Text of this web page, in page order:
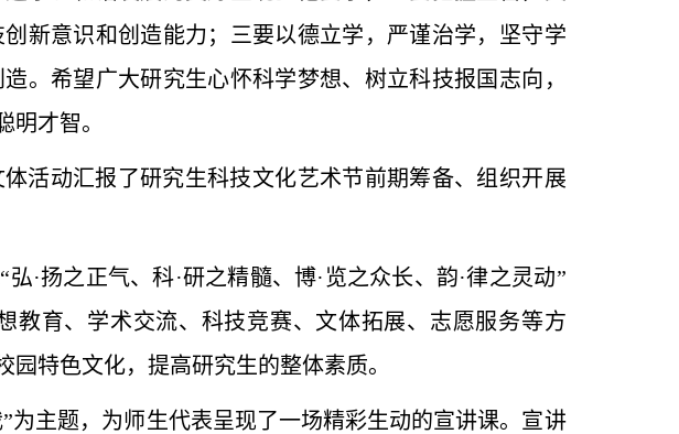
新意识和创造能力；三要以德立学，严谨治学，坚守学
。希望广大研究生心怀科学梦想、树立科技报国志向，
才智。
活动汇报了研究生科技文化艺术节前期筹备、组织开展
·扬之正气、科·研之精髓、博·览之众长、韵·律之灵动”
教育、学术交流、科技竞赛、文体拓展、志愿服务等方
特色文化，提高研究生的整体素质。
为主题，为师生代表呈现了一场精彩生动的宣讲课。宣讲